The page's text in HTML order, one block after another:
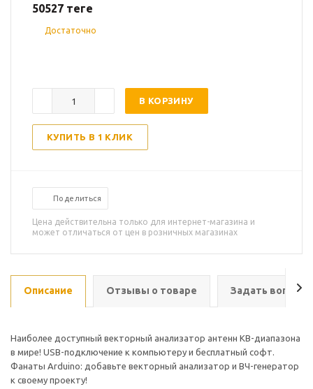
50527 теңге
Достаточно
В КОРЗИНУ
КУПИТЬ В 1 КЛИК
Поделиться
Цена действительна только для интернет-магазина и
может отличаться от цен в розничных магазинах
Описание Отзывы о товаре Задать вопрос
Наиболее доступный векторный анализатор антенн КВ-диапазона
в мире! USB-подключение к компьютеру и бесплатный софт.
Фанаты Arduino: добавьте векторный анализатор и ВЧ-генератор
к своему проекту!